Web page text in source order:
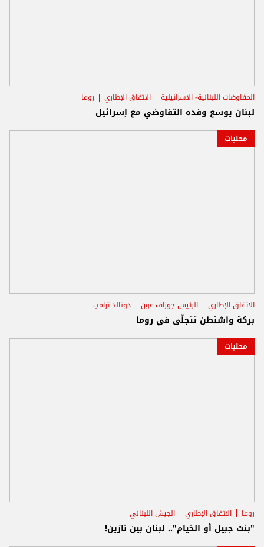
المفاوضات اللبنانية- الاسرائيلية الاتفاق الإطاري روما
لبنان يوسع وفده التفاوضي مع إسرائيل
محليات
الاتفاق الإطاري الرئيس جوزاف عون دونالد ترامب
بركة واشنطن تتجلّى في روما
محليات
روما الاتفاق الإطاري الجيش اللبناني
"بنت جبيل أو الخيام".. لبنان بين نارَين!